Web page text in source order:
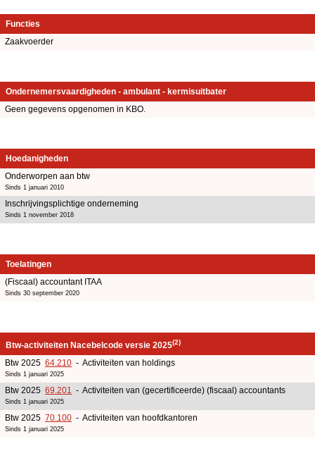
Functies
Zaakvoerder
Ondernemersvaardigheden - ambulant - kermisuitbater
Geen gegevens opgenomen in KBO.
Hoedanigheden
Onderworpen aan btw
Sinds 1 januari 2010
Inschrijvingsplichtige onderneming
Sinds 1 november 2018
Toelatingen
(Fiscaal) accountant ITAA
Sinds 30 september 2020
Btw-activiteiten Nacebelcode versie 2025(2)
Btw 2025 64.210 - Activiteiten van holdings
Sinds 1 januari 2025
Btw 2025 69.201 - Activiteiten van (gecertificeerde) (fiscaal) accountants
Sinds 1 januari 2025
Btw 2025 70.100 - Activiteiten van hoofdkantoren
Sinds 1 januari 2025